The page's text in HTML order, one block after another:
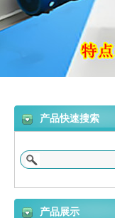
产品快速搜索
产品展示